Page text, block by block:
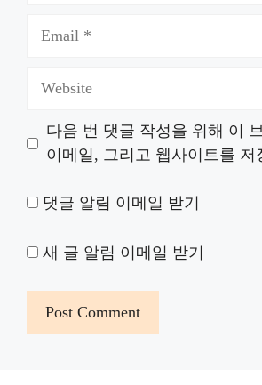
다음 번 댓글 작성을 위해 이
이메일, 그리고 웹사이트를 저
댓글 알림 이메일 받기
새 글 알림 이메일 받기